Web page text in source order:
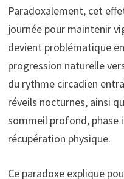
Paradoxalement, cet
journée pour maintenir
devient problématique
progression naturelle
du rythme circadien
réveils nocturnes, ainsi
sommeil profond, phase
récupération physique.
Ce paradoxe explique